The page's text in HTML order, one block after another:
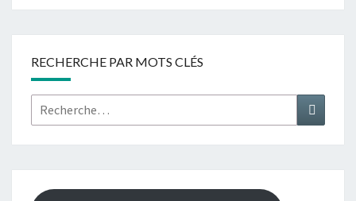
RECHERCHE PAR MOTS CLÉS
Rechercher :